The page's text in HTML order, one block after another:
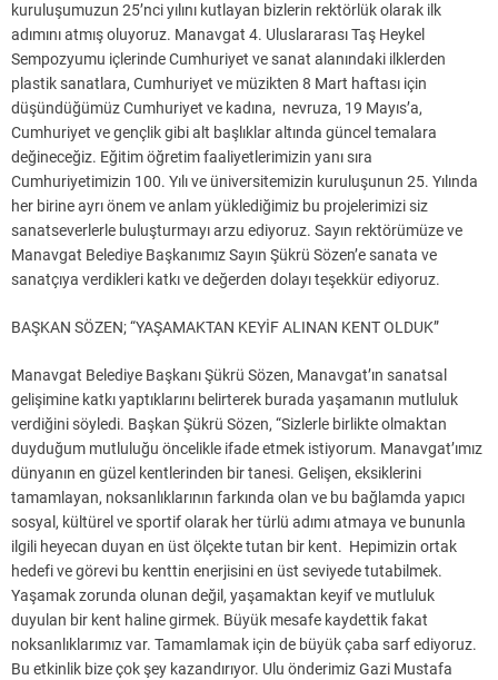
kuruluşumuzun 25’nci yılını kutlayan bizlerin rektörlük olarak ilk
adımını atmış oluyoruz. Manavgat 4. Uluslararası Taş Heykel
Sempozyumu içlerinde Cumhuriyet ve sanat alanındaki ilklerden
plastik sanatlara, Cumhuriyet ve müzikten 8 Mart haftası için
düşündüğümüz Cumhuriyet ve kadına, nevruza, 19 Mayıs’a,
Cumhuriyet ve gençlik gibi alt başlıklar altında güncel temalara
değineceğiz. Eğitim öğretim faaliyetlerimizin yanı sıra
Cumhuriyetimizin 100. Yılı ve üniversitemizin kuruluşunun 25. Yılında
her birine ayrı önem ve anlam yüklediğimiz bu projelerimizi siz
sanatseverlerle buluşturmayı arzu ediyoruz. Sayın rektörümüze ve
Manavgat Belediye Başkanımız Sayın Şükrü Sözen’e sanata ve
sanatçıya verdikleri katkı ve değerden dolayı teşekkür ediyoruz.
BAŞKAN SÖZEN; “YAŞAMAKTAN KEYİF ALINAN KENT OLDUK”
Manavgat Belediye Başkanı Şükrü Sözen, Manavgat’ın sanatsal
gelişimine katkı yaptıklarını belirterek burada yaşamanın mutluluk
verdiğini söyledi. Başkan Şükrü Sözen, “Sizlerle birlikte olmaktan
duyduğum mutluluğu öncelikle ifade etmek istiyorum. Manavgat’ımız
dünyanın en güzel kentlerinden bir tanesi. Gelişen, eksiklerini
tamamlayan, noksanlıklarının farkında olan ve bu bağlamda yapıcı
sosyal, kültürel ve sportif olarak her türlü adımı atmaya ve bununla
ilgili heyecan duyan en üst ölçekte tutan bir kent. Hepimizin ortak
hedefi ve görevi bu kenttin enerjisini en üst seviyede tutabilmek.
Yaşamak zorunda olunan değil, yaşamaktan keyif ve mutluluk
duyulan bir kent haline girmek. Büyük mesafe kaydettik fakat
noksanlıklarımız var. Tamamlamak için de büyük çaba sarf ediyoruz.
Bu etkinlik bize çok şey kazandırıyor. Ulu önderimiz Gazi Mustafa